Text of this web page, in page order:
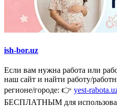
ish-bor.uz
Если вам нужна работа или
наш сайт и найти работу/
регионе/городе: 👉 yest-
БЕСПЛАТНЫМ для